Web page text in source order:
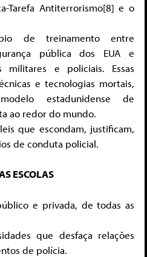
Tarefa Antiterrorismo[8] e o
de treinamento entre
pública dos EUA e
militares e policiais. Essas
e tecnologias mortais,
estadunidense de
ao redor do mundo.
que escondam, justificam,
de conduta policial.
ESCOLAS
e privada, de todas as
que desfaça relações
de polícia.